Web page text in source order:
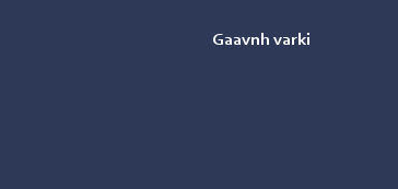
Gaavnh varki